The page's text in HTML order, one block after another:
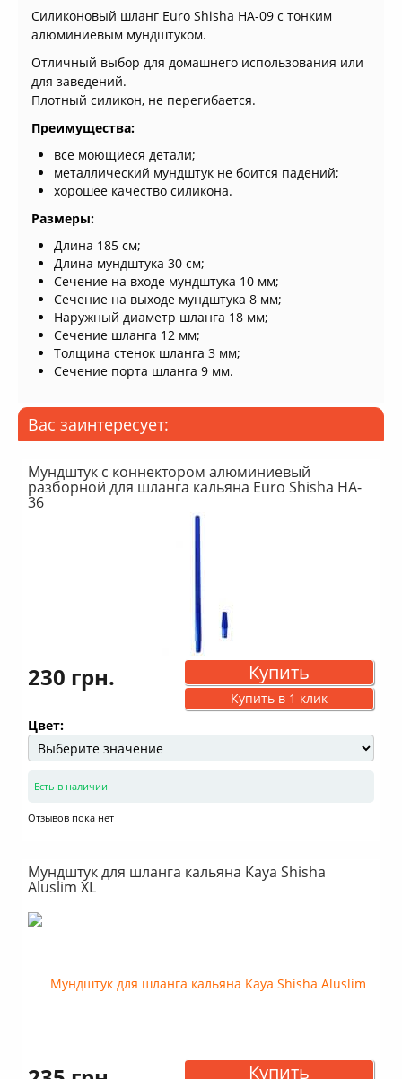
Силиконовый шланг Euro Shisha HA-09 с тонким
алюминиевым мундштуком.
Отличный выбор для домашнего использования или
для заведений.
Плотный силикон, не перегибается.
Преимущества:
все моющиеся детали;
металлический мундштук не боится падений;
хорошее качество силикона.
Размеры:
Длина 185 см;
Длина мундштука 30 см;
Сечение на входе мундштука 10 мм;
Сечение на выходе мундштука 8 мм;
Наружный диаметр шланга 18 мм;
Сечение шланга 12 мм;
Толщина стенок шланга 3 мм;
Сечение порта шланга 9 мм.
Вас заинтересует:
Мундштук с коннектором алюминиевый
разборной для шланга кальяна Euro Shisha HA-
36
230 грн. Купить
Купить в 1 клик
Цвет:
Есть в наличии
Отзывов пока нет
Мундштук для шланга кальяна Kaya Shisha
Aluslim XL
Купить